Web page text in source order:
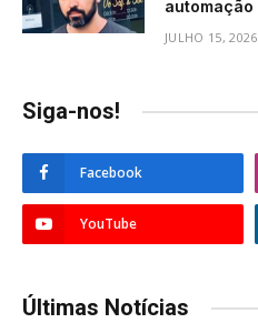
JULHO 15, 2026
Siga-nos!
Facebook
YouTube
Últimas Notícias